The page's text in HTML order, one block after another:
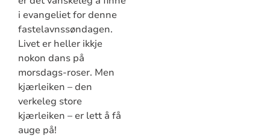
i evangeliet for denne
fastelavnssøndagen.
Livet er heller ikkje
nokon dans på
morsdags-roser. Men
kjærleiken – den
verkeleg store
kjærleiken – er lett å få
auge på!